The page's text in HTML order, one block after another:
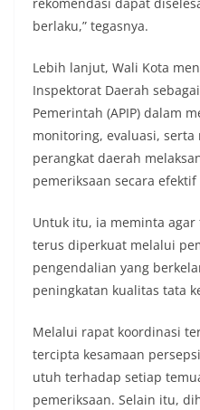
rekomendasi dapat
berlaku,” tegasnya.
Lebih lanjut, Wali Kota
Inspektorat Daerah
Pemerintah (APIP) dalam
monitoring, evaluasi,
perangkat daerah
pemeriksaan secara
Untuk itu, ia meminta
terus diperkuat melalui
pengendalian yang
peningkatan kualitas tata
Melalui rapat koordinasi
tercipta kesamaan
utuh terhadap setiap
pemeriksaan. Selain itu,